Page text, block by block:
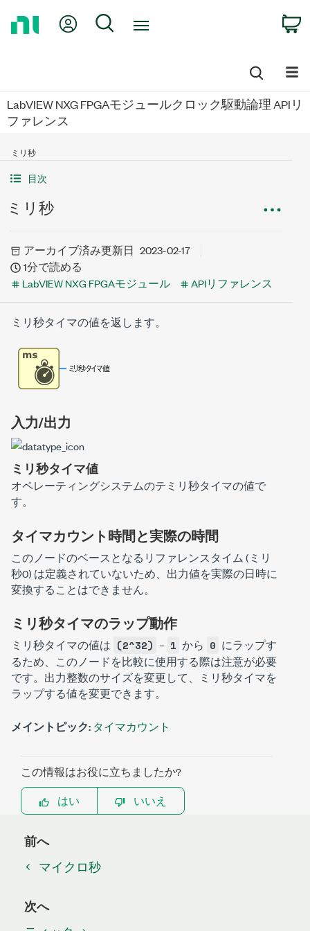
My Account
Search
LabVIEW NXG FPGAモジュールクロック駆動論理 APIリ
ファレンス
ミリ秒
目次
ミリ秒
アーカイブ済み更新日 2023-02-17
1分で読める
LabVIEW NXG FPGAモジュール
APIリファレンス
ミリ秒タイマの値を返します。
入力/出力
ミリ秒タイマ値
オペレーティングシステムのテミリ秒タイマの値で
す。
タイマカウント時間と実際の時間
このノードのベースとなるリファレンスタイム (ミリ
秒0) は定義されていないため、出力値を実際の日時に
変換することはできません。
ミリ秒タイマのラップ動作
ミリ秒タイマの値は (2^32) – 1 から 0 にラップす
るため、このノードを比較に使用する際は注意が必要
です。出力整数のサイズを変更して、ミリ秒タイマを
ラップする値を変更できます。
メイントピック: タイマカウント
この情報はお役に立ちましたか?
はい
いいえ
前へ
マイクロ秒
次へ